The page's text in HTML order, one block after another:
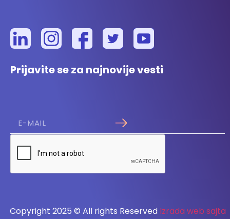
Prijavite se za najnovije vesti
Copyright 2025 © All rights Reserved Izrada web sajta